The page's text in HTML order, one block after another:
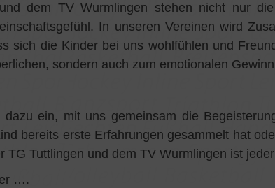
dem TV Wurmlingen stehen nicht nur
In unseren Vereinen wird
sich die Kinder bei uns wohlfühlen und
sondern auch zum emotionalen
ein, mit uns gemeinsam die
bereits erste Erfahrungen gesammelt hat
TG Tuttlingen und dem TV Wurmlingen ist
….